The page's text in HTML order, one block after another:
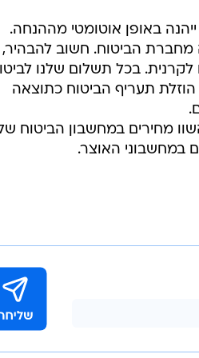
כשציבור המובטחים ייהנה באופן אוטומטי מההנחה.
בכל תשלום שלנו
הועבר לקרנית. לכן, הוזלת תעריף הביטוח כתוצאה
מחירים במחשבון הביטוח
במחשבוני האוצר.